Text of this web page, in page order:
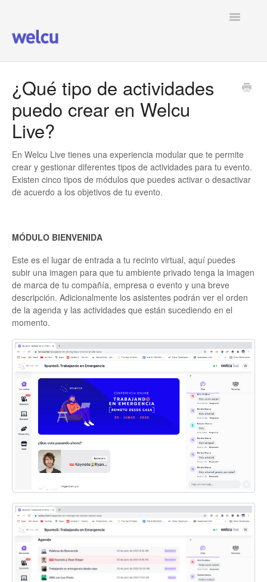
Toggle
¿Qué tipo de actividades
puedo crear en Welcu
Live?
En Welcu Live tienes una experiencia modular que te permite
crear y gestionar diferentes tipos de actividades para tu evento.
Existen cinco tipos de módulos que puedes activar o desactivar
de acuerdo a los objetivos de tu evento.
MÓDULO BIENVENIDA
Este es el lugar de entrada a tu recinto virtual, aquí puedes
subir una imagen para que tu ambiente privado tenga la imagen
de marca de tu compañía, empresa o evento y una breve
descripción. Adicionalmente los asistentes podrán ver el orden
de la agenda y las actividades que están sucediendo en el
momento.